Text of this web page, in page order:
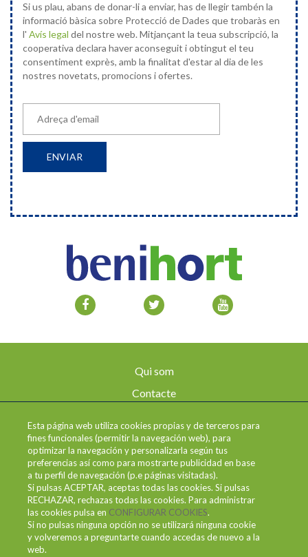
Si us plau, abans de donar-li a enviar, has de llegir tambén la
informació bàsica sobre Protecció de Dades que trobaràs en
l' Avís legal del nostre web. Mitjançant la teua subscripció, la
cooperativa declara haver aconseguit i obtingut el teu
consentiment exprès, amb la finalitat d'estar al dia de les
nostres novetats, promocions i ofertes.
Qui som
Contacte
Enviaments i devolucions
Política de privadesa
Condicions d'ús
Política de cookies
Canal de denúncies
Esta página web utiliza cookies propias y de terceros para
fines funcionales (permitir la navegación web), para
optimizar la navegación y personalizarla según tus
preferencias así como para mostrarte publicidad en base
a tu perfil de navegación (p.e páginas visitadas).
Si pulsas ACEPTAR, aceptas todas las cookies. Si pulsas
RECHAZAR, rechazas todas las cookies. Para administrar
las cookies pulsa en CONFIGURAR COOKIES.
Si no pulsas ninguna opción no se utilizará ninguna cookie
y volveremos a preguntarte cuando accedas de nuevo a la
web.